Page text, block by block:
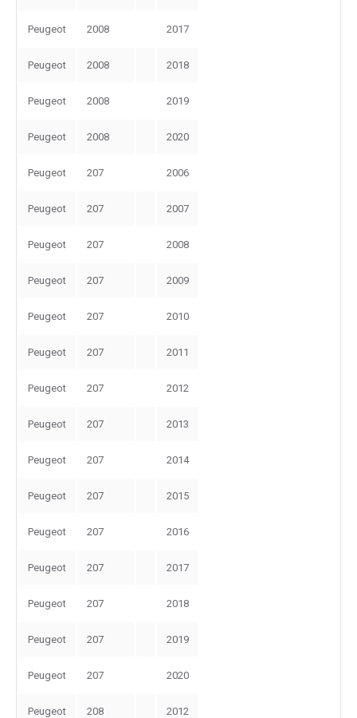
Peugeot 2008 2017
Peugeot 2008 2018
Peugeot 2008 2019
Peugeot 2008 2020
Peugeot 207 2006
Peugeot 207 2007
Peugeot 207 2008
Peugeot 207 2009
Peugeot 207 2010
Peugeot 207 2011
Peugeot 207 2012
Peugeot 207 2013
Peugeot 207 2014
Peugeot 207 2015
Peugeot 207 2016
Peugeot 207 2017
Peugeot 207 2018
Peugeot 207 2019
Peugeot 207 2020
Peugeot 208 2012